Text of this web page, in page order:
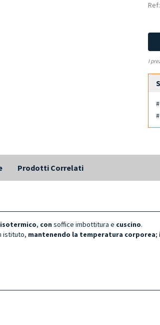
I
Prodotti Correlati
, con soffice imbottitura e cuscino.
istituto, mantenendo la temperatura corporea;